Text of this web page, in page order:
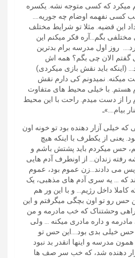
میکرد که کسی متوجه نشه. یکسره
کسی نفهمه اوضام چه جوریه….
این قضیه. مثلا تو شرایط مختلف
بگم…آره فکر میکنم این
روز اول مدرسه برام بدترین
گفتم الان چی بگم؟ همه اش
(اینکه باید نقش بازی میکردی)
میکنه. نمیدونم کی دارم نقش
هستم. با خیلی محیط های متفاوت
را از دست میدم. راحت با این محیط
بیام….»ـ
خیلی آزار دهنده بود تو خونه اون
یعنی از یکطرف با اینکه هیچ
حس میکردم باید پشتش باشم و
رفته زندان… از اونطرف آدم هایی
می دادند…زن عموم بود، عموم
که … یه سری آدم های مذهبی، یک
داخل رژیم… و با این ور هم
حس رو تو اون بچگی میگرفتم و این
وحشتناک که خب مادرمه و من
و داره مادری میکنه … ولی
حس خیلی بدی بود….این حس تو
مدرسه و اینها انقدر بد نبود
دهنده شد، که خب سر صف ها